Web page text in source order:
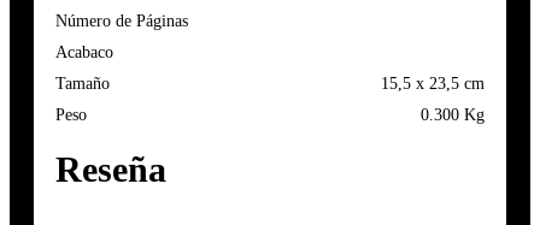
Número de Páginas
Acabaco
Tamaño
15,5 x 23,5 cm
Peso
0.300 Kg
Reseña